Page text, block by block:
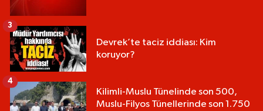
Devrek’te taciz iddiası: Kim
koruyor?
3
Kilimli-Muslu Tünelinde son 500,
Muslu-Filyos Tünellerinde son 1.750
4